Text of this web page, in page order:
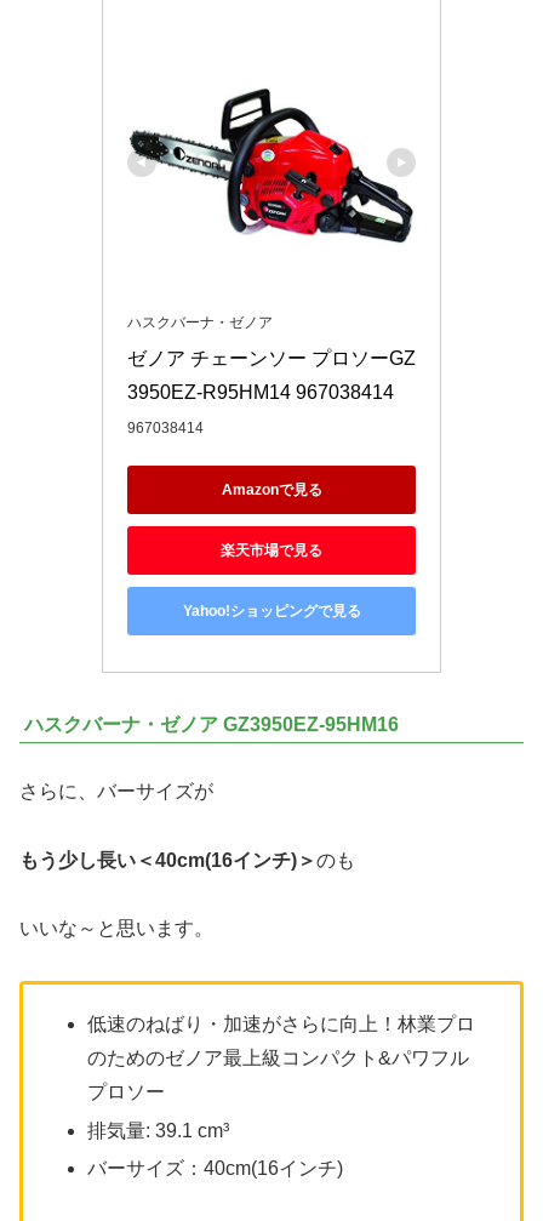
ハスクバーナ・ゼノア
ゼノア チェーンソー プロソーGZ
3950EZ-R95HM14 967038414
967038414
Amazonで見る
楽天市場で見る
Yahoo!ショッピングで見る
ハスクバーナ・ゼノア GZ3950EZ-95HM16
さらに、バーサイズが
もう少し長い＜40cm(16インチ)＞のも
いいな～と思います。
低速のねばり・加速がさらに向上！林業プロ
のためのゼノア最上級コンパクト&パワフル
プロソー
排気量: 39.1 cm³
バーサイズ：40cm(16インチ)